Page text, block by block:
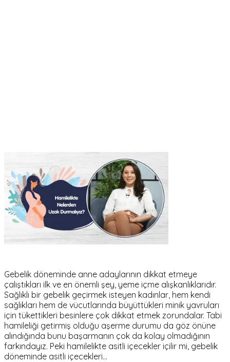
Gebelik döneminde anne adaylarının dikkat etmeye
çalıştıkları ilk ve en önemli şey, yeme içme alışkanlıklarıdır.
Sağlıklı bir gebelik geçirmek isteyen kadınlar, hem kendi
sağlıkları hem de vücutlarında büyüttükleri minik yavruları
için tükettikleri besinlere çok dikkat etmek zorundalar. Tabi
hamileliği getirmiş olduğu aşerme durumu da göz önüne
alındığında bunu başarmanın çok da kolay olmadığının
farkındayız. Peki hamilelikte asitli içecekler içilir mi, gebelik
döneminde asitli içecekleri…